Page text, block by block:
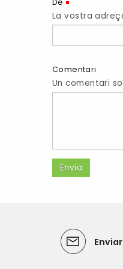
De
La vostra
Comentari
Un comentari